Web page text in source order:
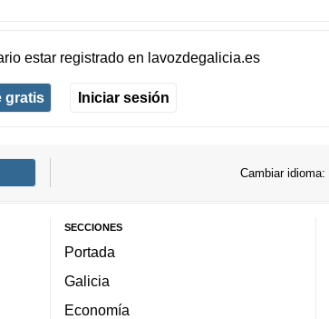
estar registradoen lavozdegalicia.es
gratis Iniciar sesión
Cambiar idioma:
SECCIONES
Portada
Galicia
Economía